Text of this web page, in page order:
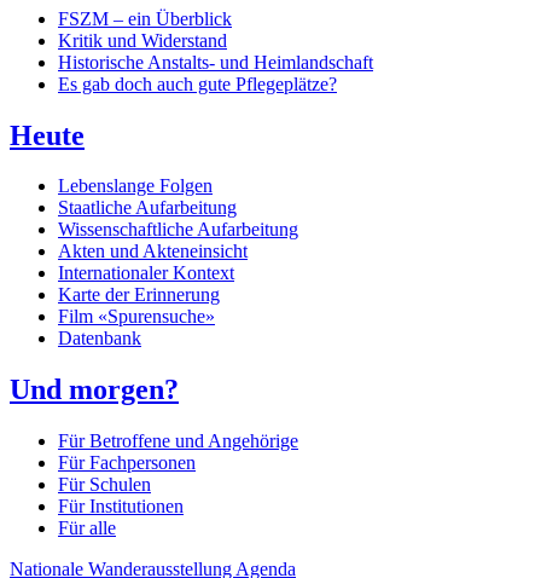
FSZM – ein Überblick
Kritik und Widerstand
Historische Anstalts- und Heimlandschaft
Es gab doch auch gute Pflegeplätze?
Heute
Lebenslange Folgen
Staatliche Aufarbeitung
Wissenschaftliche Aufarbeitung
Akten und Akteneinsicht
Internationaler Kontext
Karte der Erinnerung
Film «Spurensuche»
Datenbank
Und morgen?
Für Betroffene und Angehörige
Für Fachpersonen
Für Schulen
Für Institutionen
Für alle
Nationale Wanderausstellung Agenda